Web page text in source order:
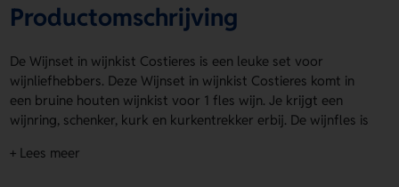
Productomschrijving
De Wijnset in wijnkist Costieres is een leuke set voor
wijnliefhebbers. Deze Wijnset in wijnkist Costieres komt in
een bruine houten wijnkist voor 1 fles wijn. Je krijgt een
wijnring, schenker, kurk en kurkentrekker erbij. De wijnfles is
plaatsen op de Top box pad, Front box pad, Bovenzijde
+ Lees meer